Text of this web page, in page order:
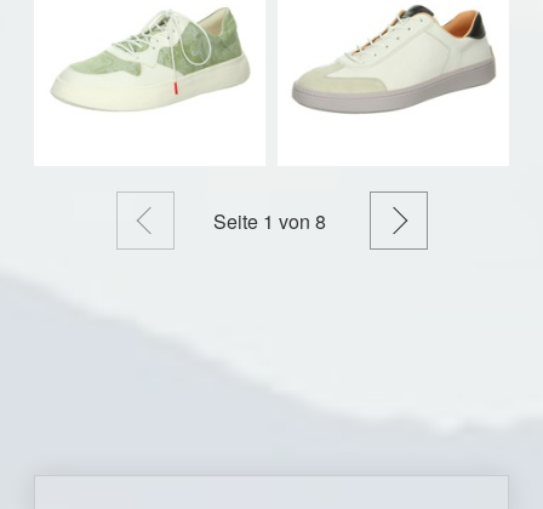
Zurück
Seite 1 von 8